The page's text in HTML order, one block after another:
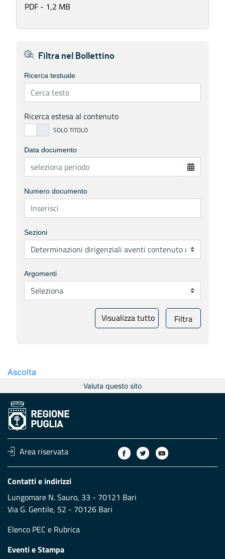
PDF - 1,2 MB
Filtra nel Bollettino
Ricerca testuale
Ricerca estesa al contenuto
Data documento
Numero documento
Sezioni
Argomenti
Visualizza tutto Filtra
Ascolta
Valuta questo sito
Area riservata
Contatti e indirizzi
Lungomare N. Sauro, 33 - 70121 Bari
Via G. Gentile, 52 - 70126 Bari
Elenco PEC e Rubrica
Eventi e Stampa